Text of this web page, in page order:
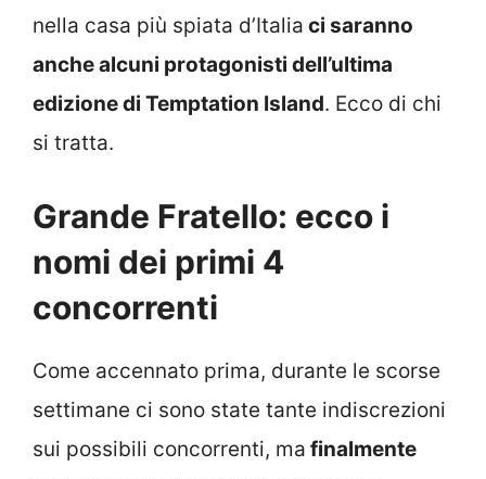
nella casa più spiata d’Italia ci saranno
anche alcuni protagonisti dell’ultima
edizione di Temptation Island. Ecco di chi
si tratta.
Grande Fratello: ecco i
nomi dei primi 4
concorrenti
Come accennato prima, durante le scorse
settimane ci sono state tante indiscrezioni
sui possibili concorrenti, ma finalmente